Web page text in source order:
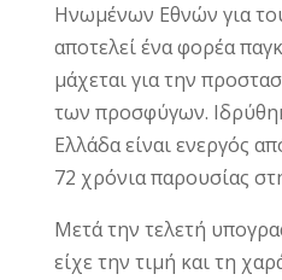
Ηνωμένων Εθνών για
αποτελεί ένα φορέα
μάχεται για την
των προσφύγων.
Ελλάδα είναι ενεργός
72 χρόνια παρουσίας
Μετά την τελετή
είχε την τιμή και τη